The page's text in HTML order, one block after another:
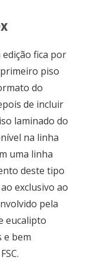
fica por
piso
do
de incluir
laminado do
na linha
uma linha
deste tipo
exclusivo ao
pela
eucalipto
e bem